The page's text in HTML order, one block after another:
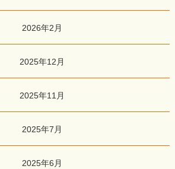
2026年2月
2025年12月
2025年11月
2025年7月
2025年6月